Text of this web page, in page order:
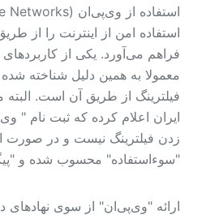
استفاده امن از اینترنت را از
فراهم می‌آورد. یکی از
معمولا به همین دلیل شناخته
فیلترینگ از طریق آن است.
ایران اعلام کرده که ثبت نام "
زدن فیلترینگ نیست و در صورت
"سوء‌استفاده" محسوب شده و
ارائه "وی‌پی‌ان" از سوی